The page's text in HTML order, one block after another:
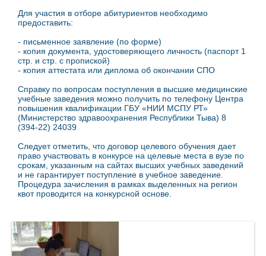
Для участия в отборе абитуриентов необходимо
предоставить:
- письменное заявление (по форме)
- копия документа, удостоверяющего личность (паспорт 1
стр. и стр. с пропиской)
- копия аттестата или диплома об окончании СПО
Справку по вопросам поступления в высшие медицинские
учебные заведения можно получить по телефону Центра
повышения квалификации ГБУ «НИИ МСПУ РТ»
(Министерство здравоохранения Республики Тыва) 8
(394-22) 24039
Следует отметить, что договор целевого обучения дает
право участвовать в конкурсе на целевые места в вузе по
срокам, указанным на сайтах высших учебных заведений
и не гарантирует поступление в учебное заведение.
Процедура зачисления в рамках выделенных на регион
квот проводится на конкурсной основе.